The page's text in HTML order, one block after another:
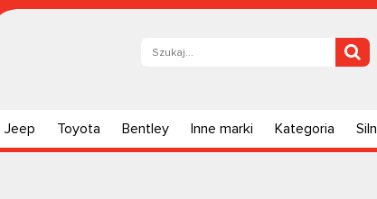
Jeep Toyota Bentley Inne marki Kategoria